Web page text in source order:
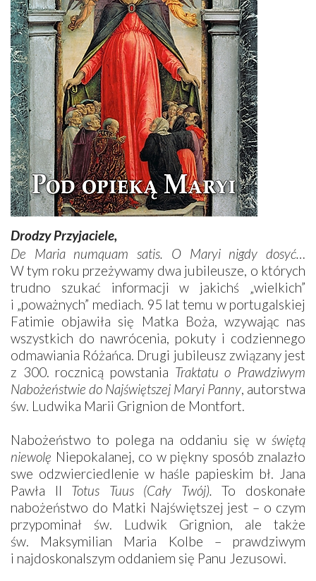
Drodzy Przyjaciele,
De Maria numquam satis. O Maryi nigdy dosyć…
W tym roku przeżywamy dwa jubileusze, o których
trudno szukać informacji w jakichś „wielkich”
i „poważnych” mediach. 95 lat temu w portugalskiej
Fatimie objawiła się Matka Boża, wzywając nas
wszystkich do nawrócenia, pokuty i codziennego
odmawiania Różańca. Drugi jubileusz związany jest
z 300. rocznicą powstania Traktatu o Prawdziwym
Nabożeństwie do Najświętszej Maryi Panny, autorstwa
św. Ludwika Marii Grignion de Montfort.
Nabożeństwo to polega na oddaniu się w świętą
niewolę Niepokalanej, co w piękny sposób znalazło
swe odzwierciedlenie w haśle papieskim bł. Jana
Pawła II Totus Tuus (Cały Twój). To doskonałe
nabożeństwo do Matki Najświętszej jest – o czym
przypominał św. Ludwik Grignion, ale także
św. Maksymilian Maria Kolbe – prawdziwym
i najdoskonalszym oddaniem się Panu Jezusowi.